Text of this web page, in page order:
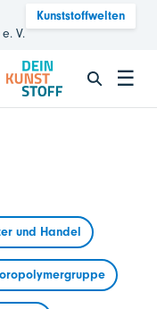
V.
Kunststoffwelten
☰
und Handel